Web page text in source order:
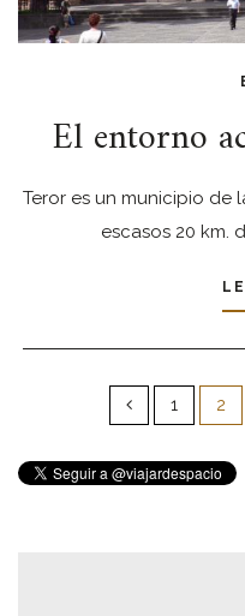
El entorno
Teror es un municipio de
escasos 20 km.
Paginación
entradas
1 2